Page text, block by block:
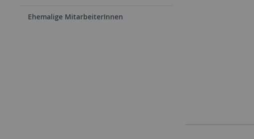
Ehemalige MitarbeiterInnen